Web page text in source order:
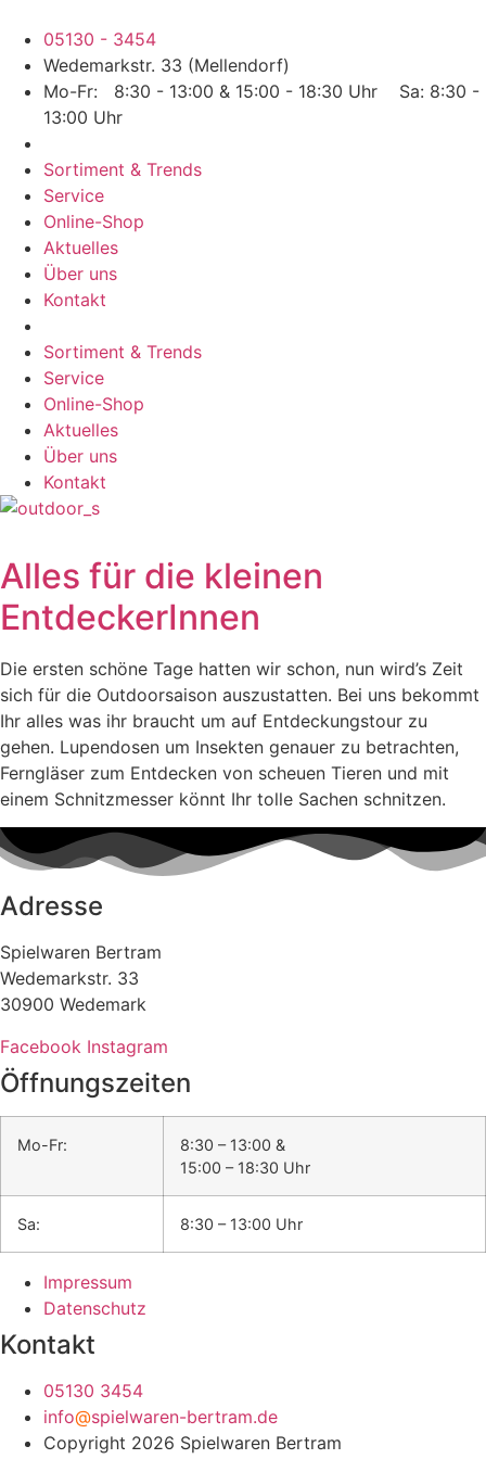
Inhalt
wechseln
05130 - 3454
Wedemarkstr. 33 (Mellendorf)
Mo-Fr: 8:30 - 13:00 & 15:00 - 18:30 Uhr Sa: 8:30 -
13:00 Uhr
Sortiment & Trends
Service
Online-Shop
Aktuelles
Über uns
Kontakt
Sortiment & Trends
Service
Online-Shop
Aktuelles
Über uns
Kontakt
Alles für die kleinen
EntdeckerInnen
Die ersten schöne Tage hatten wir schon, nun wird’s Zeit
sich für die Outdoorsaison auszustatten. Bei uns bekommt
Ihr alles was ihr braucht um auf Entdeckungstour zu
gehen. Lupendosen um Insekten genauer zu betrachten,
Ferngläser zum Entdecken von scheuen Tieren und mit
einem Schnitzmesser könnt Ihr tolle Sachen schnitzen.
Adresse
Spielwaren Bertram
Wedemarkstr. 33
30900 Wedemark
Facebook Instagram
Öffnungszeiten
Mo-Fr:
8:30 – 13:00 &
15:00 – 18:30 Uhr
Sa: 8:30 – 13:00 Uhr
Impressum
Datenschutz
Kontakt
05130 3454
info@spielwaren-bertram.de
Copyright 2026 Spielwaren Bertram